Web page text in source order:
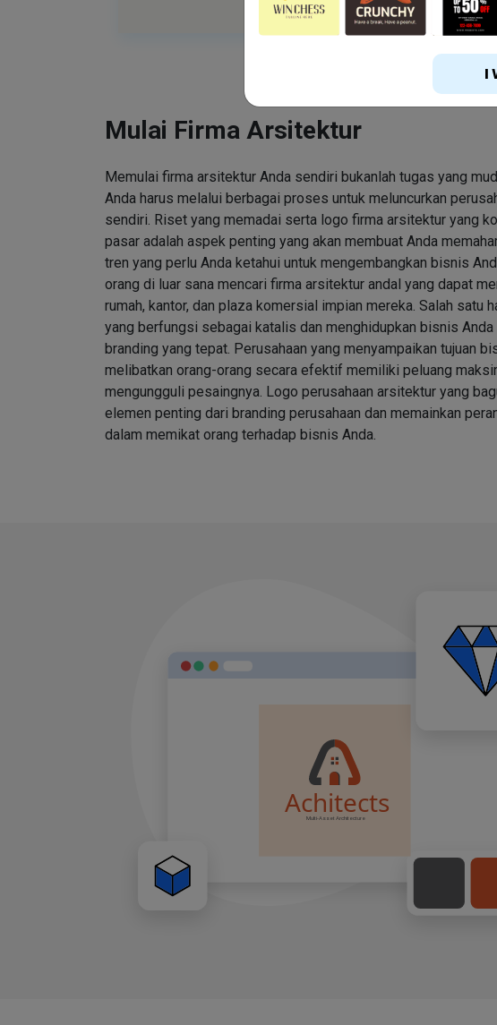
Mulai Firma Arsitektur
Memulai firma arsitektur Anda sendiri bukanlah tugas yang
Anda harus melalui berbagai proses untuk meluncurkan
sendiri. Riset yang memadai serta logo firma arsitektur yang
pasar adalah aspek penting yang akan membuat Anda
tren yang perlu Anda ketahui untuk mengembangkan bisnis
orang di luar sana mencari firma arsitektur andal yang dapat
rumah, kantor, dan plaza komersial impian mereka. Salah satu
yang berfungsi sebagai katalis dan menghidupkan bisnis Anda
branding yang tepat. Perusahaan yang menyampaikan tujuan
melibatkan orang-orang secara efektif memiliki peluang
mengungguli pesaingnya. Logo perusahaan arsitektur yang
elemen penting dari branding perusahaan dan memainkan
dalam memikat orang terhadap bisnis Anda.
I